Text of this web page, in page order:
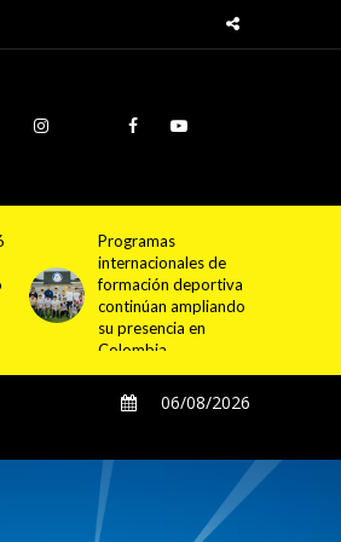
Cundinamarca
proyecta la
construcción de
4.000 nuevas
viviendas en 12
municipios
06/08/2026